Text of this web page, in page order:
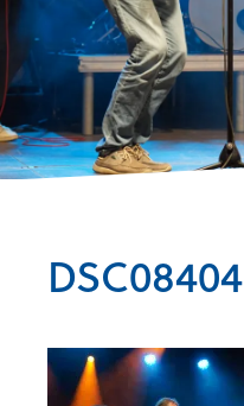
DSC08404